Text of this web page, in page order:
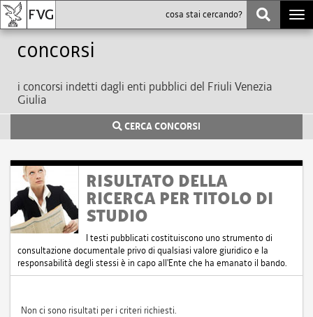
Concorsi
i concorsi indetti dagli enti pubblici del Friuli Venezia
Giulia
CERCA CONCORSI
RISULTATO DELLA
RICERCA PER TITOLO DI
STUDIO
I testi pubblicati costituiscono uno strumento di
consultazione documentale privo di qualsiasi valore giuridico e la
responsabilità degli stessi è in capo all'Ente che ha emanato il bando.
Non ci sono risultati per i criteri richiesti.